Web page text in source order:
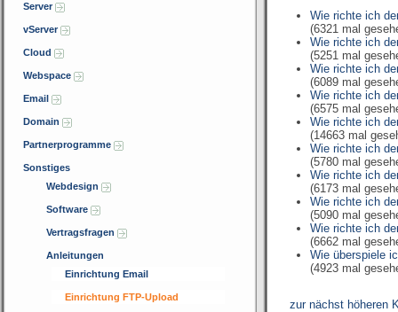
Server
vServer
Cloud
Webspace
Email
Domain
Partnerprogramme
Sonstiges
Webdesign
Software
Vertragsfragen
Anleitungen
Einrichtung Email
Einrichtung FTP-Upload
Wie richte ich
(6321 mal
Wie richte ich
(5251 mal
Wie richte ich
(6089 mal
Wie richte ich
(6575 mal
Wie richte ich
(14663 mal
Wie richte ich
(5780 mal
Wie richte ich
(6173 mal
Wie richte ich
(5090 mal
Wie richte ich
(6662 mal
Wie überspiele
(4923 mal
zur nächst höheren